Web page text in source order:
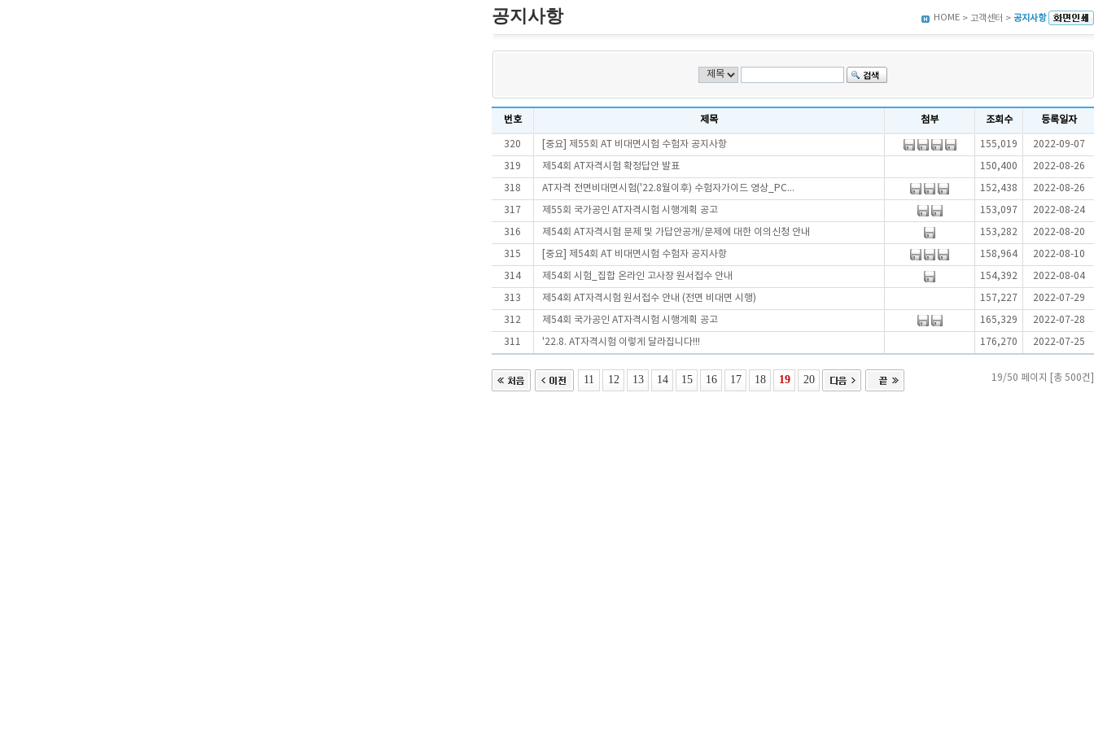
공지사항 HOME > 고객센터 > 공지사항
번호 제목 첨부 조회수 등록일자
320 [중요] 제55회 AT 비대면시험 수험자 공지사항 155,019 2022-09-07
319 제54회 AT자격시험 확정답안 발표 150,400 2022-08-26
318 AT자격 전면비대면시험('22.8월이후) 수험자가이드 영상_PC... 152,438 2022-08-26
317 제55회 국가공인 AT자격시험 시행계획 공고 153,097 2022-08-24
316 제54회 AT자격시험 문제 및 가답안공개/문제에 대한 이의신청 안내 153,282 2022-08-20
315 [중요] 제54회 AT 비대면시험 수험자 공지사항 158,964 2022-08-10
314 제54회 시험_집합 온라인 고사장 원서접수 안내 154,392 2022-08-04
313 제54회 AT자격시험 원서접수 안내 (전면 비대면 시행) 157,227 2022-07-29
312 제54회 국가공인 AT자격시험 시행계획 공고 165,329 2022-07-28
311 '22.8. AT자격시험 이렇게 달라집니다!!! 176,270 2022-07-25
11 12 13 14 15 16 17 18 19 20 19/50 페이지 [총 500건]